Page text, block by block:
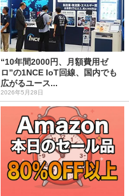
“10年間2000円、月額費用ゼ
ロ”の1NCE IoT回線、国内でも
広がるユース...
2026年5月28日